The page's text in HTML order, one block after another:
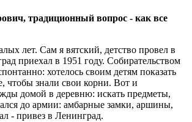
традиционный вопрос - как все
лет. Сам я вятский, детство провел в
приехал в 1951 году. Собирательством
хотелось своим детям показать
чтобы знали свои корни. Вот и
домой в деревню: искать предметы,
до армии: амбарные замки, аршины,
- привез в Ленинград.